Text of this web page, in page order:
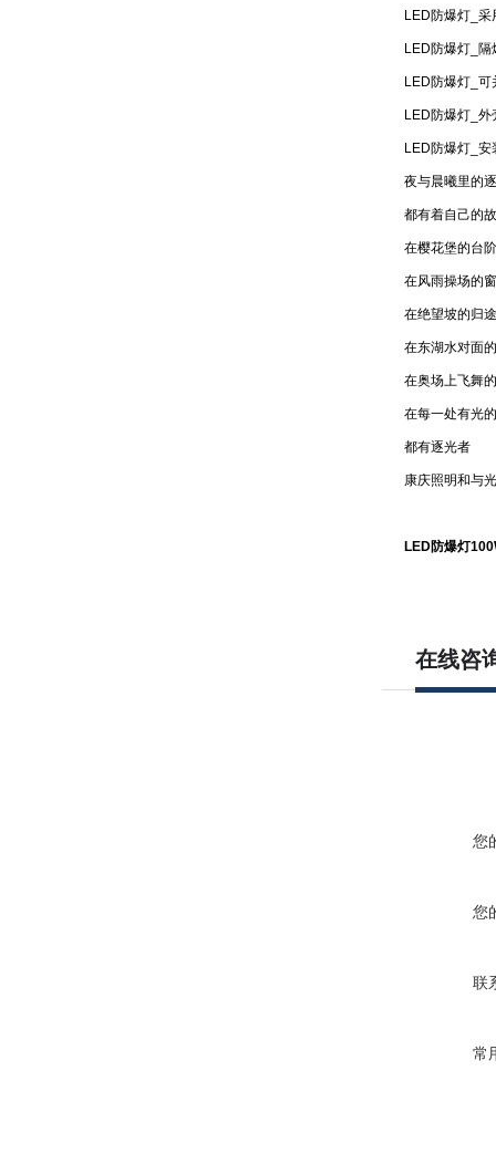
LED防爆灯_
LED防爆灯_
LED防爆灯_
LED防爆灯_
LED防爆灯_
夜与晨曦里的
都有着自己的
在樱花堡的台
在风雨操场的
在绝望坡的归
在东湖水对面
在奥场上飞舞
在每一处有光
都有逐光者
康庆照明和与
LED防爆灯
在线咨
您
您
联
常